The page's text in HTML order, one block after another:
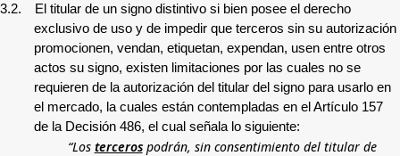
3.2.
El titular de un signo distintivo si bien posee el derecho
exclusivo de uso y de impedir que terceros sin su autorización
promocionen, vendan, etiquetan, expendan, usen entre otros
actos su signo, existen limitaciones por las cuales no se
requieren de la autorización del titular del signo para usarlo en
el mercado, la cuales están contempladas en el Artículo 157
de la Decisión 486, el cual señala lo siguiente:
“Los tercerospodrán, sin consentimiento del titular de